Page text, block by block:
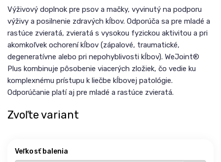
Zvoľte variant
Veľkosť balenia
Výživový doplnok pre psov a mačky, vyvinutý na podporu
výživy a posilnenie zdravých kĺbov. Odporúča sa pre mladé a
rastúce zvieratá, zvieratá s vysokou fyzickou aktivitou a pri
akomkoľvek ochorení kĺbov (zápalové, traumatické,
degeneratívne alebo pri nepohyblivosti kĺbov). WeJoint®
Plus kombinuje pôsobenie viacerých zložiek, čo vedie ku
komplexnému prístupu k liečbe kĺbovej patológie.
Odporúčanie platí aj pre mladé a rastúce zvieratá.